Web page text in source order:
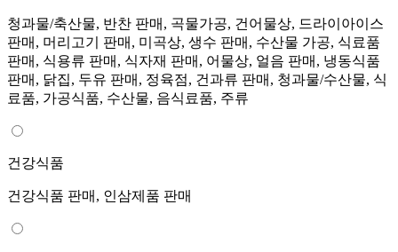
청과물/축산물, 반찬 판매, 곡물가공, 건어물상, 드라이아이스
판매, 머리고기 판매, 미곡상, 생수 판매, 수산물 가공, 식료품
판매, 식용류 판매, 식자재 판매, 어물상, 얼음 판매, 냉동식품
판매, 닭집, 두유 판매, 정육점, 건과류 판매, 청과물/수산물, 식
료품, 가공식품, 수산물, 음식료품, 주류
건강식품
건강식품 판매, 인삼제품 판매